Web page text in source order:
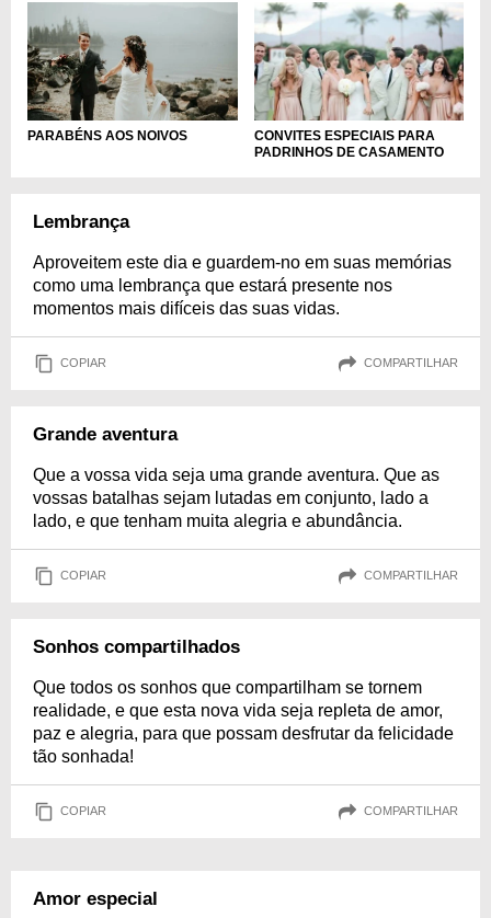
PARABÉNS AOS NOIVOS
CONVITES ESPECIAIS PARA
PADRINHOS DE CASAMENTO
Lembrança
Aproveitem este dia e guardem-no em suas memórias
como uma lembrança que estará presente nos
momentos mais difíceis das suas vidas.
COPIAR COMPARTILHAR
Grande aventura
Que a vossa vida seja uma grande aventura. Que as
vossas batalhas sejam lutadas em conjunto, lado a
lado, e que tenham muita alegria e abundância.
COPIAR COMPARTILHAR
Sonhos compartilhados
Que todos os sonhos que compartilham se tornem
realidade, e que esta nova vida seja repleta de amor,
paz e alegria, para que possam desfrutar da felicidade
tão sonhada!
COPIAR COMPARTILHAR
Amor especial